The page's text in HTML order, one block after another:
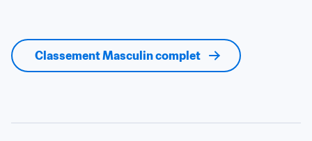
Classement Masculin complet